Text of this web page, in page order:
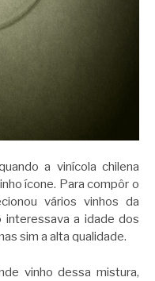
a vinícola chilena
ícone. Para compôr o
vários vinhos da
interessava a idade dos
sim a alta qualidade.
vinho dessa mistura,